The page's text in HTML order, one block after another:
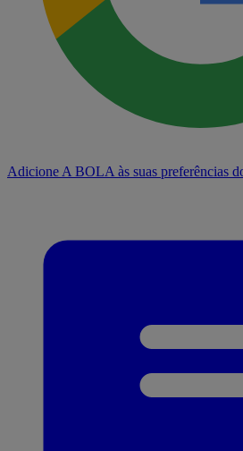
Adicione A BOLA às suas preferências